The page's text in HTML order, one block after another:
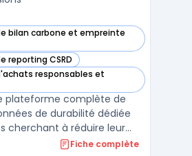
bilan carbone et empreinte
cette catégorie
reporting CSRD
cette catégorie
responsables et
cette catégorie
plateforme complète de
de durabilité dédiée
cherchant à réduire leur
tout en se conformant
Fiche complète